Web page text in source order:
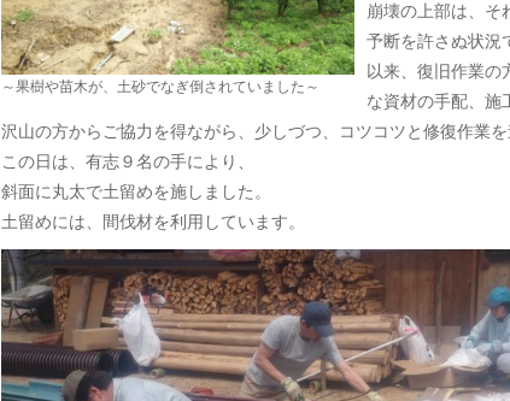
～果樹や苗木が、土砂でなぎ倒されていました～
崩壊の上部は、そ
予断を許さぬ状況
以来、復旧作業の
な資材の手配、施
沢山の方からご協力を得ながら、少しづつ、コツコツと修復作業を
この日は、有志９名の手により、
斜面に丸太で土留めを施しました。
土留めには、間伐材を利用しています。